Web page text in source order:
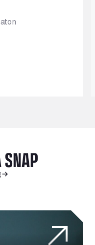
SNAP
reale della flotta